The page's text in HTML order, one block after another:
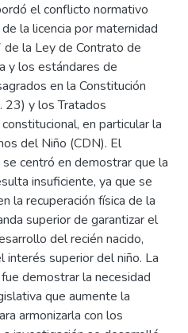
el conflicto normativo
la licencia por maternidad
la Ley de Contrato de
y los estándares de
en la Constitución
23) y los Tratados
en particular la
del Niño (CDN). El
centró en demostrar que la
insuficiente, ya que se
la recuperación física de la
superior de garantizar el
del recién nacido,
interés superior del niño. La
demostrar la necesidad
que aumente la
armonizarla con los